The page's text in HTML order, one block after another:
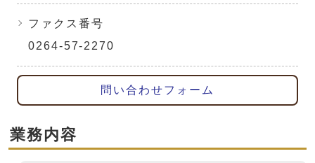
ファクス番号
0264-57-2270
問い合わせフォーム
業務内容